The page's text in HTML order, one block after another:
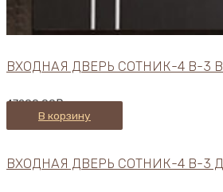
ВХОДНАЯ ДВЕРЬ СОТНИК-4 В-3
47200,00₽
В корзину
ВХОДНАЯ ДВЕРЬ СОТНИК-4 В-3